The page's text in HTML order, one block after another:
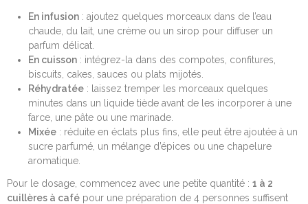
En infusion: ajoutez quelques morceaux dans de l’eau
chaude, du lait, une crème ou un sirop pour diffuser un
parfum délicat.
En cuisson: intégrez-la dans des compotes, confitures,
biscuits, cakes, sauces ou plats mijotés.
Réhydratée: laissez tremper les morceaux quelques
minutes dans un liquide tiède avant de les incorporer à une
farce, une pâte ou une marinade.
Mixée: réduite en éclats plus fins, elle peut être ajoutée à un
sucre parfumé, un mélange d’épices ou une chapelure
aromatique.
Pour le dosage, commencez avec une petite quantité : 1 à 2
cuillères à café pour une préparation de 4 personnes suffisent